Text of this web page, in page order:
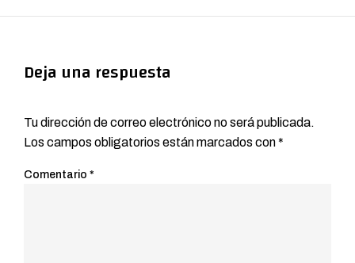
Deja una respuesta
Tu dirección de correo electrónico no será publicada.
Los campos obligatorios están marcados con*
Comentario *